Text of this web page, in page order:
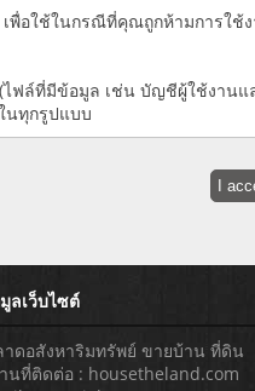
พื่อใช้ในกรณีที่คุณถูกห้ามการใ
ฟล์ที่มีข้อมูล เช่น บัญชีผู้ใช้งาน
นทุกรูปแบบ
ลเว็บไซต์
าดอสังหาริมทรัพย์ ขายบ้าน ที่ดิน
นที่ติดต่อ : housetheland.com